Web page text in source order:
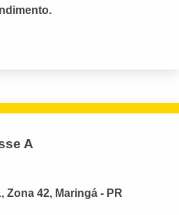
A
Zona 42, Maringá - PR